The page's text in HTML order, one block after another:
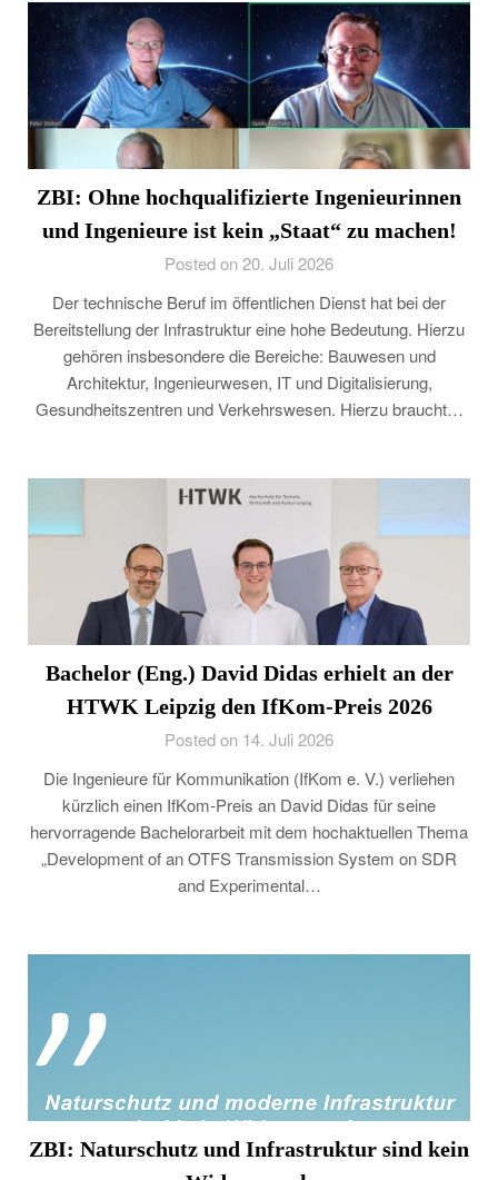
ZBI: Ohne hochqualifizierte Ingenieurinnen
und Ingenieure ist kein „Staat“ zu machen!
Posted on 20. Juli 2026
Der technische Beruf im öffentlichen Dienst hat bei der
Bereitstellung der Infrastruktur eine hohe Bedeutung. Hierzu
gehören insbesondere die Bereiche: Bauwesen und
Architektur, Ingenieurwesen, IT und Digitalisierung,
Gesundheitszentren und Verkehrswesen. Hierzu braucht…
Bachelor (Eng.) David Didas erhielt an der
HTWK Leipzig den IfKom-Preis 2026
Posted on 14. Juli 2026
Die Ingenieure für Kommunikation (IfKom e. V.) verliehen
kürzlich einen IfKom-Preis an David Didas für seine
hervorragende Bachelorarbeit mit dem hochaktuellen Thema
„Development of an OTFS Transmission System on SDR
and Experimental…
ZBI: Naturschutz und Infrastruktur sind kein